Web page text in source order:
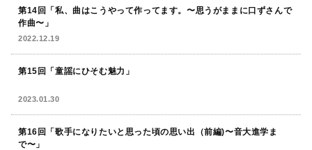
第14回「私、曲はこうやって作ってます。〜思うがままに口ずさんで
作曲〜」
2022.12.19
第15回「童謡にひそむ魅力」
2023.01.30
第16回「歌手になりたいと思った頃の思い出（前編)〜音大進学ま
で〜」